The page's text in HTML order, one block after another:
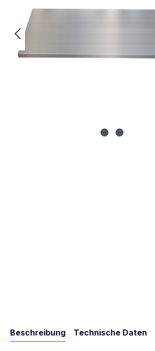
Beschreibung Technische Daten